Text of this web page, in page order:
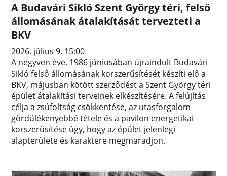
A Budavári Sikló Szent György téri, felső
állomásának átalakítását tervezteti a
BKV
2026. július 9. 15:00
A negyven éve, 1986 júniusában újraindult Budavári
Sikló felső állomásának korszerűsítését készíti elő a
BKV, májusban kötött szerződést a Szent György téri
épület átalakítási terveinek elkészítésére. A felújítás
célja a zsúfoltság csökkentése, az utasforgalom
gördülékenyebbé tétele és a pavilon energetikai
korszerűsítése úgy, hogy az épület jelenlegi
alapterülete és karaktere megmaradjon.